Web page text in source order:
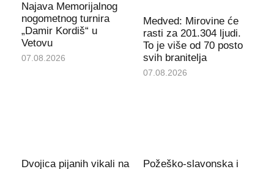
Najava Memorijalnog
nogometnog turnira
„Damir Kordiš“ u
Vetovu
07.08.2026
Medved: Mirovine će
rasti za 201.304 ljudi.
To je više od 70 posto
svih branitelja
07.08.2026
Dvojica pijanih vikali na Požeško-slavonska i